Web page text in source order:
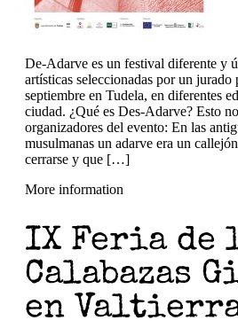
De-Adarve es un festival diferente y
artísticas seleccionadas por un jurado
septiembre en Tudela, en diferentes
ciudad. ¿Qué es Des-Adarve? Esto
organizadores del evento: En las
musulmanas un adarve era un
cerrarse y que […]
More information
IX Feria de
Calabazas
en